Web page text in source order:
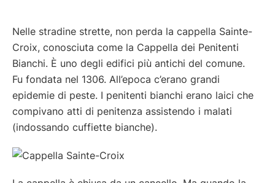
Nelle stradine strette, non perda la cappella Sainte-
Croix, conosciuta come la Cappella dei Penitenti
Bianchi. È uno degli edifici più antichi del comune.
Fu fondata nel 1306. All’epoca c’erano grandi
epidemie di peste. I penitenti bianchi erano laici che
compivano atti di penitenza assistendo i malati
(indossando cuffiette bianche).